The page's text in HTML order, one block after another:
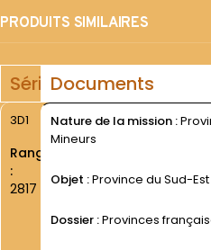
PRODUITS SIMILAIRES
SérieDocuments
3D1
Rang
:
2817
Nature de la mission :
Mineurs
Objet :Province du Sud-
Dossier :Provinces